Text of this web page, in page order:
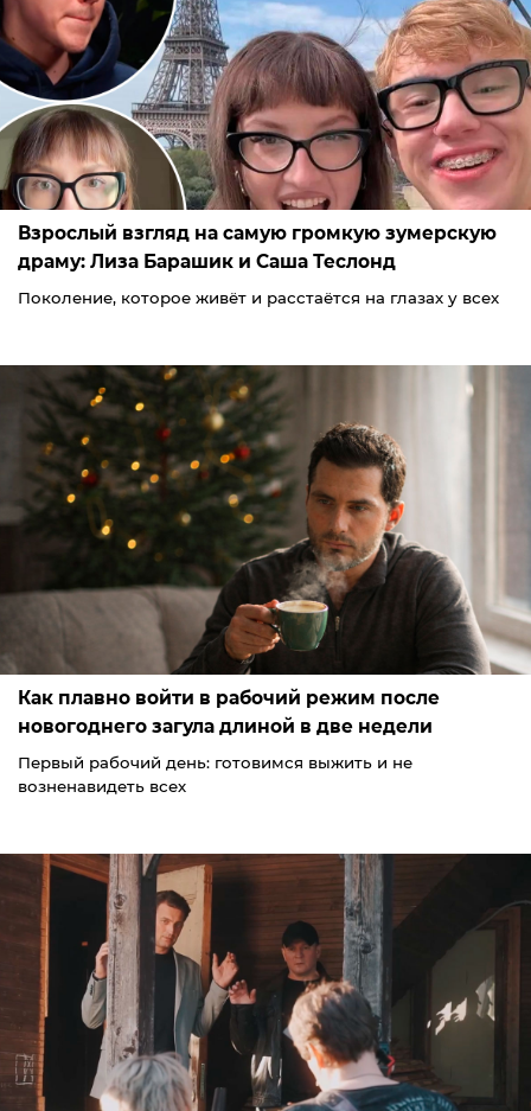
Взрослый взгляд на самую громкую зумерскую
драму: Лиза Барашик и Саша Теслонд
Поколение, которое живёт и расстаётся на глазах у всех
Как плавно войти в рабочий режим после
новогоднего загула длиной в две недели
Первый рабочий день: готовимся выжить и не
возненавидеть всех